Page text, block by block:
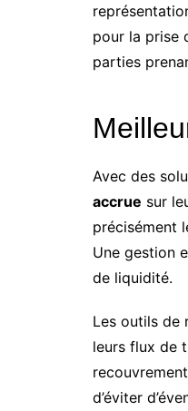
pour la prise
parties
Avec des
accrue sur
précisément
Une gestion
de liquidité.
Les outils de
leurs flux de
d’éviter